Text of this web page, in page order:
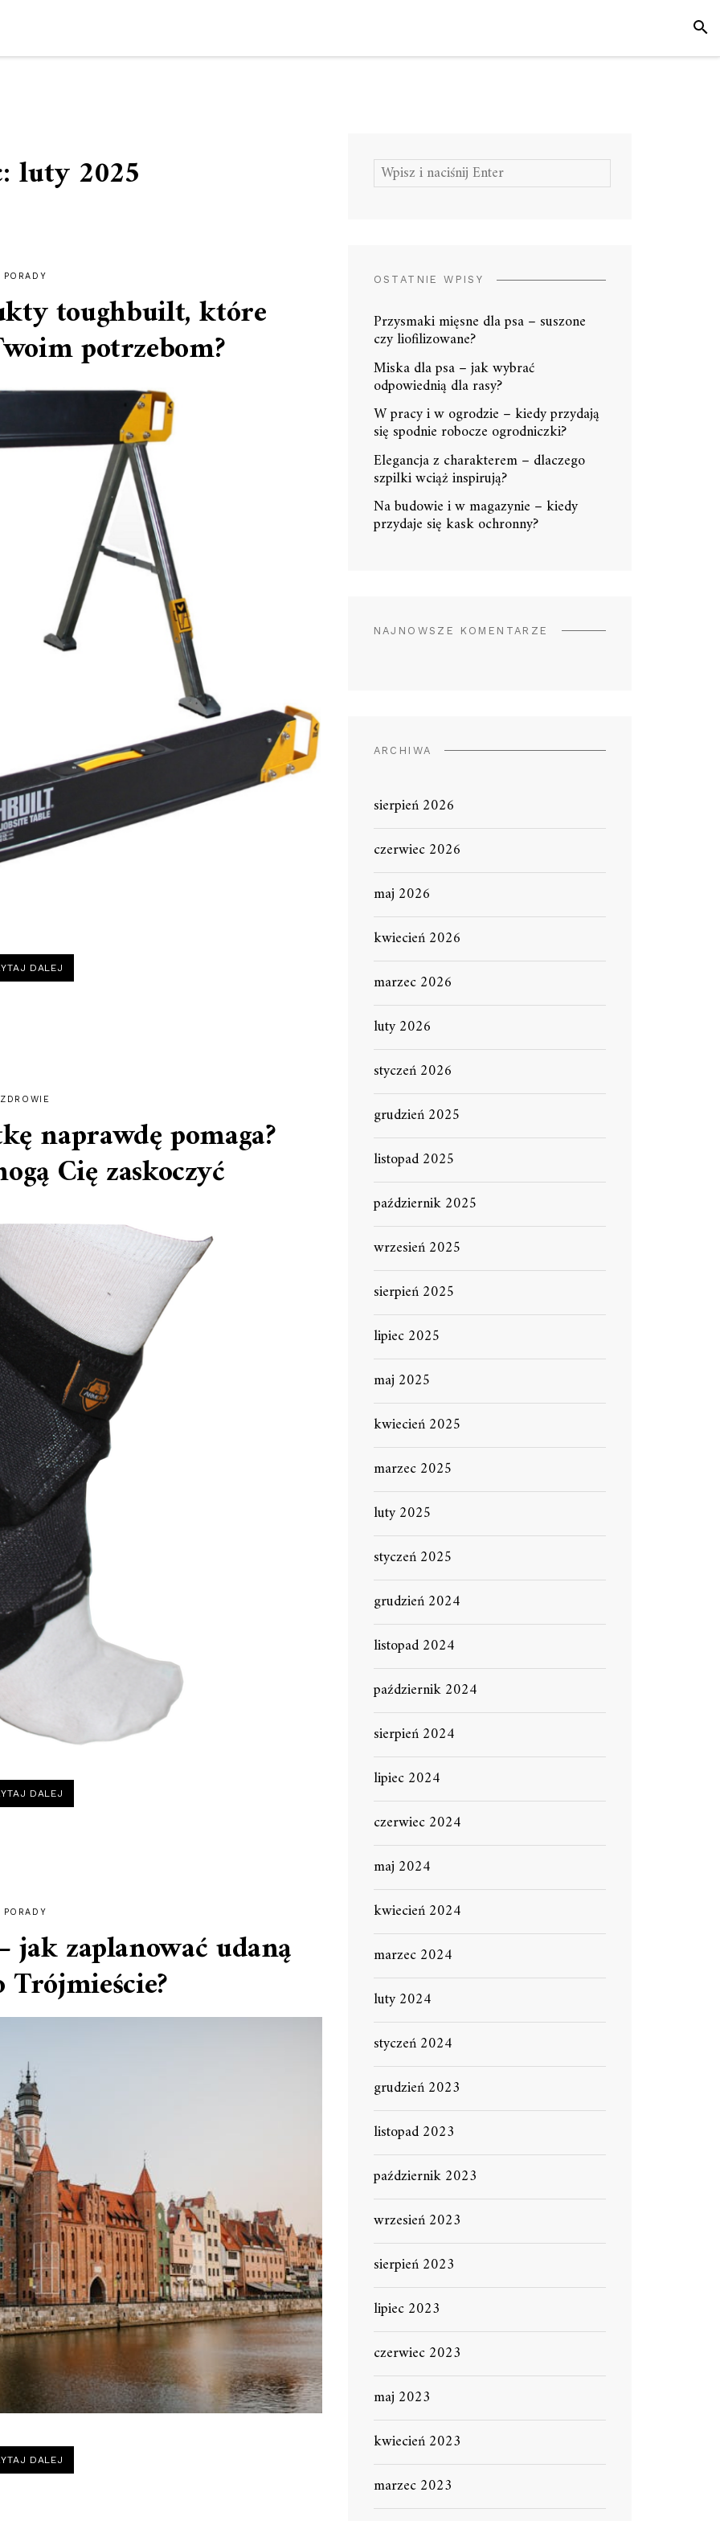
luty 2025
PORADY
toughbuilt, które
potrzebom?
DALEJ
ZDROWIE
naprawdę pomaga?
Cię zaskoczyć
DALEJ
PORADY
jak zaplanować udaną
DALEJ
–
Szukaj:
OSTATNIE WPISY
Przysmaki mięsne dla psa – suszone
czy liofilizowane?
Miska dla psa – jak wybrać
odpowiednią dla rasy?
W pracy i w ogrodzie – kiedy przydają
się spodnie robocze ogrodniczki?
Elegancja z charakterem – dlaczego
szpilki wciąż inspirują?
Na budowie i w magazynie – kiedy
przydaje się kask ochronny?
NAJNOWSZE KOMENTARZE
ARCHIWA
sierpień 2026
czerwiec 2026
maj 2026
kwiecień 2026
marzec 2026
luty 2026
styczeń 2026
grudzień 2025
listopad 2025
październik 2025
wrzesień 2025
sierpień 2025
lipiec 2025
maj 2025
kwiecień 2025
marzec 2025
luty 2025
styczeń 2025
grudzień 2024
listopad 2024
październik 2024
sierpień 2024
lipiec 2024
czerwiec 2024
maj 2024
kwiecień 2024
marzec 2024
luty 2024
styczeń 2024
grudzień 2023
listopad 2023
październik 2023
wrzesień 2023
sierpień 2023
lipiec 2023
czerwiec 2023
maj 2023
kwiecień 2023
marzec 2023